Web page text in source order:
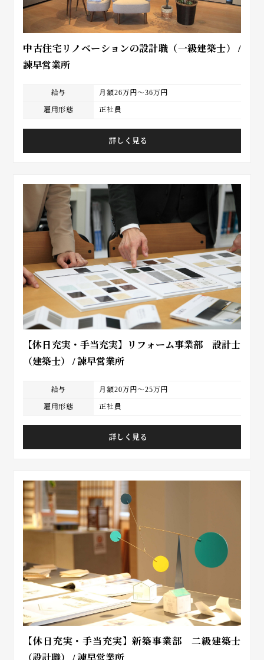
中古住宅リノベーションの設計職（一級建築士） /
諫早営業所
給与 月額26万円～36万円
雇用形態 正社員
詳しく見る
【休日充実・手当充実】リフォーム事業部 設計士
（建築士） / 諫早営業所
給与 月額20万円～25万円
雇用形態 正社員
詳しく見る
【休日充実・手当充実】新築事業部 二級建築士